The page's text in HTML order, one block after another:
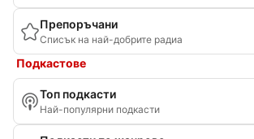
Препоръчани
Списък на най-добрите радиа
Подкастове
Топ подкасти
Най-популярни подкасти